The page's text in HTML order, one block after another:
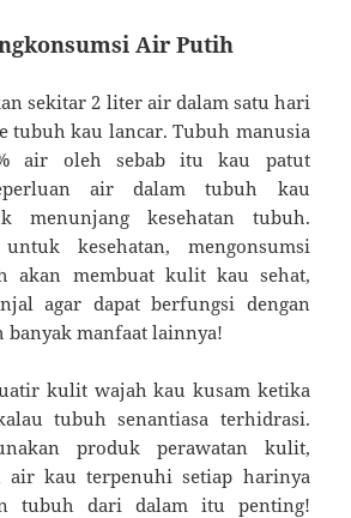
Air Putih
sekitar 2 liter air dalam satu hari
tubuh kau lancar. Tubuh manusia
air oleh sebab itu kau patut
air dalam tubuh kau
menunjang kesehatan tubuh.
kesehatan, mengonsumsi
akan membuat kulit kau sehat,
agar dapat berfungsi dengan
banyak manfaat lainnya!
kulit wajah kau kusam ketika
tubuh senantiasa terhidrasi.
produk perawatan kulit,
air kau terpenuhi setiap harinya
tubuh dari dalam itu penting!